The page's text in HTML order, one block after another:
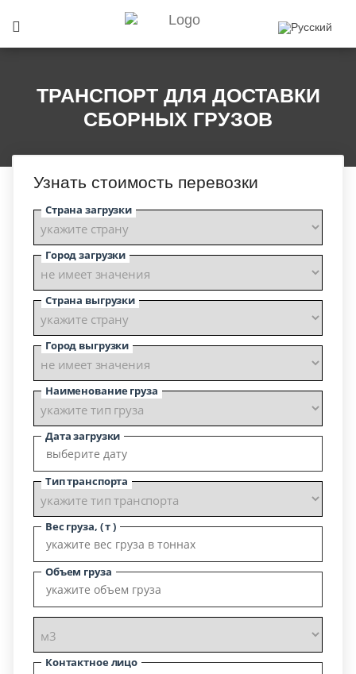
ТРАНСПОРТ ДЛЯ ДОСТАВКИ
СБОРНЫХ ГРУЗОВ
Узнать стоимость перевозки
Страна загрузки
Город загрузки
Страна выгрузки
Город выгрузки
Наименование груза
Дата загрузки
Тип транспорта
Вес груза, ( т )
Объем груза
Контактное лицо